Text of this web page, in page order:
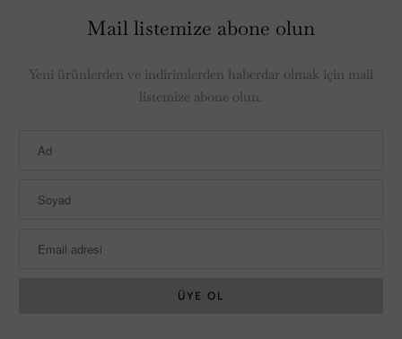
Mail listemize abone olun
Yeni ürünlerden ve indirimlerden haberdar olmak için mail
listemize abone olun.